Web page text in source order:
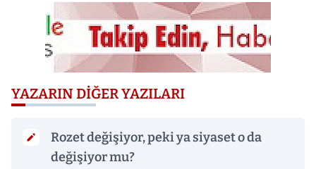
YAZARIN DIĞER YAZILARI
Rozet değişiyor, peki ya siyaset o da
değişiyor mu?